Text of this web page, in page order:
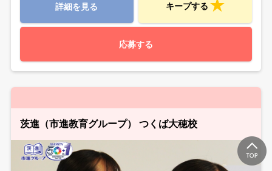
詳細を見る キープする
応募する
茨進（市進教育グループ） つくば大穂校